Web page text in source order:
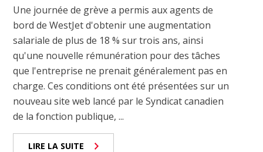
Une journée de grève a permis aux agents de
bord de WestJet d'obtenir une augmentation
salariale de plus de 18 % sur trois ans, ainsi
qu'une nouvelle rémunération pour des tâches
que l'entreprise ne prenait généralement pas en
charge. Ces conditions ont été présentées sur un
nouveau site web lancé par le Syndicat canadien
de la fonction publique, ...
LIRE LA SUITE